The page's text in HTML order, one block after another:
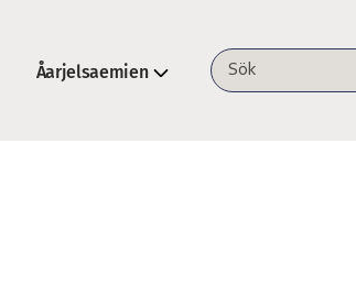
Åarjelsaemien Sök på